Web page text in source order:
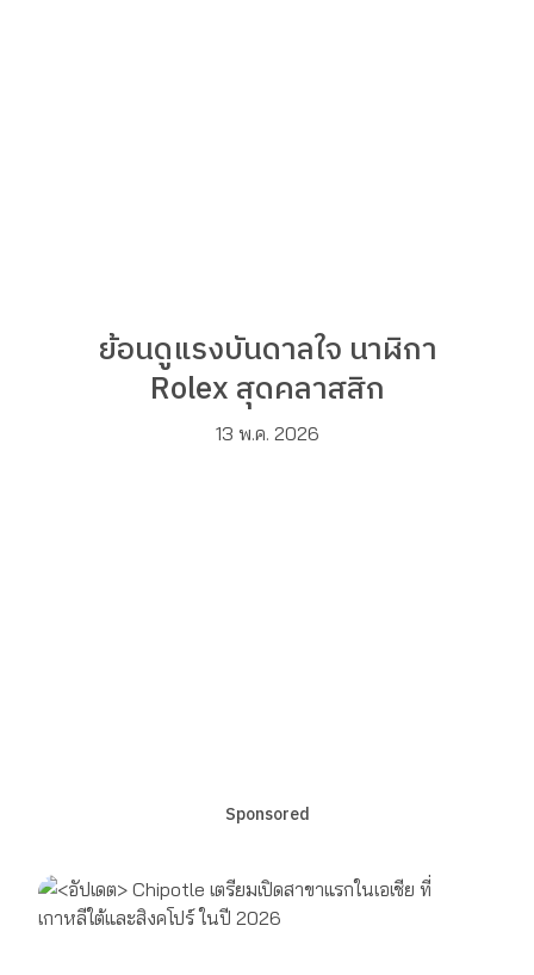
ย้อนดูแรงบันดาลใจ นาฬิกา
Rolex สุดคลาสสิก
13 พ.ค. 2026
Sponsored